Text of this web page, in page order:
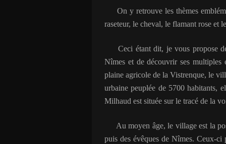
On y retrouve les thèmes
raseteur, le cheval, le flamant rose et
Ceci étant dit, je vous propose
Nîmes et de découvrir ses multiples
plaine agricole de la Vistrenque, le
urbaine peuplée de 5700 habitants,
Milhaud est située sur le tracé de la
Au moyen âge, le village est la
puis des évêques de Nîmes. Ceux-ci